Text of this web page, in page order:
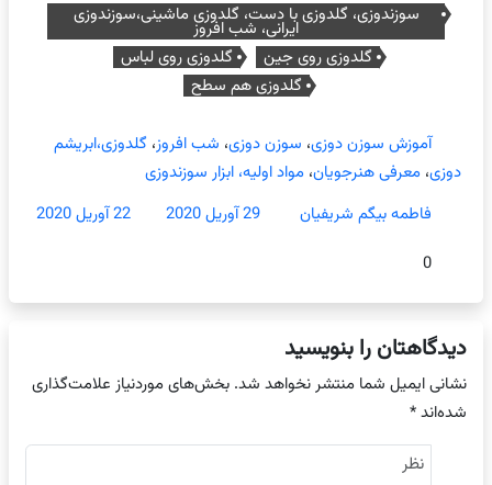
سوزندوزی، گلدوزی با دست، گلدوزی ماشینی،سوزندوزی
ایرانی، شب افروز
گلدوزی روی جین
گلدوزی روی لباس
گلدوزی هم سطح
آموزش سوزن دوزی، سوزن دوزی، شب افروز،گلدوزی،ابریشم
دوزی،معرفی هنرجویان،مواد اولیه، ابزار سوزندوزی
فاطمه بیگم شریفیان
29 آوریل 2020
22 آوریل 2020
0
دیدگاهتان را بنویسید
نشانی ایمیل شما منتشر نخواهد شد. بخش‌های موردنیاز علامت‌گذاری
شده‌اند*